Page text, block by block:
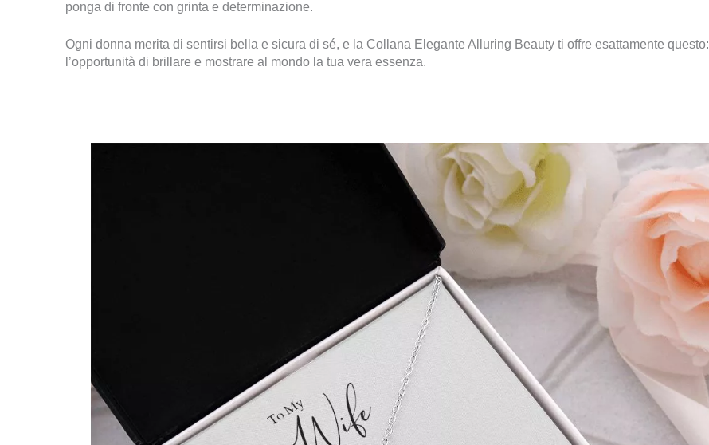
ponga di fronte con grinta e determinazione.
Ogni donna merita di sentirsi bella e sicura di sé, e la Collana Elegante Alluring Beauty ti offre esattamente questo:
l’opportunità di brillare e mostrare al mondo la tua vera essenza.